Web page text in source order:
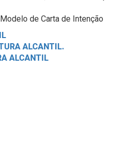
de Carta de Intenção
ALCANTIL.
ALCANTIL